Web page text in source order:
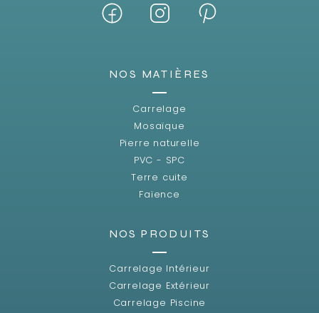
NOS MATIÈRES
Carrelage
Mosaïque
Pierre naturelle
PVC - SPC
Terre cuite
Faïence
NOS PRODUITS
Carrelage Intérieur
Carrelage Extérieur
Carrelage Piscine